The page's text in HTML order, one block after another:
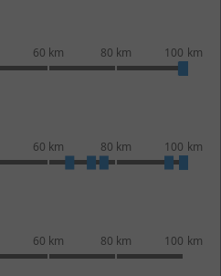
60 km 80 km 100 km
60 km 80 km 100 km
60 km 80 km 100 km